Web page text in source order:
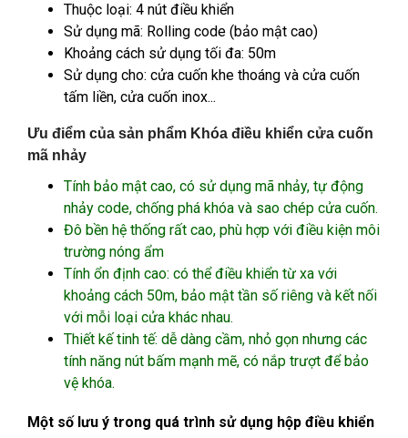
Thuộc loại: 4 nút điều khiển
Sử dụng mã: Rolling code (bảo mật cao)
Khoảng cách sử dụng tối đa: 50m
Sử dụng cho: cửa cuốn khe thoáng và cửa cuốn
tấm liền, cửa cuốn inox...
Ưu điểm của sản phẩm Khóa điều khiển cửa cuốn
mã nhảy
Tính bảo mật cao, có sử dụng mã nhảy, tự động
nhảy code, chống phá khóa và sao chép cửa cuốn.
Đô bền hệ thống rất cao, phù hợp với điều kiện môi
trường nóng ẩm
Tính ổn định cao: có thể điều khiển từ xa với
khoảng cách 50m, bảo mật tần số riêng và kết nối
với mỗi loại cửa khác nhau.
Thiết kế tinh tế: dễ dàng cầm, nhỏ gọn nhưng các
tính năng nút bấm mạnh mẽ, có nắp trượt để bảo
vệ khóa.
Một số lưu ý trong quá trình sử dụng hộp điều khiển